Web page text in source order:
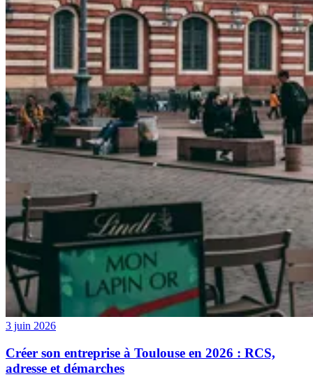
3 juin 2026
Créer son entreprise à Toulouse en 2026 : RCS,
adresse et démarches